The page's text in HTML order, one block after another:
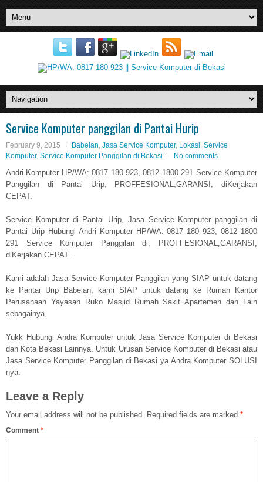
Service Komputer panggilan di Pantai Hurip
February 9, 2015 Babelan, Jasa Service Komputer, Lokasi, Service
Komputer, Service Komputer Panggilan di Bekasi No comments
Andri Komputer HP/WA: 0817 180 923, 0812 1800 291 Service Komputer
Panggilan di Pantai Urip, PROFFESIONAL,GARANSI, diKerjakan
CEPAT.
Service Komputer di Pantai Urip, Jasa Service Komputer panggilan di
Pantai Urip Hubungi Andri Komputer HP/WA: 0817 180 923, 0812 1800
291 Service Komputer Panggilan di, PROFFESIONAL,GARANSI,
diKerjakan CEPAT..
Kami adalah Jasa Service Komputer Panggilan yang SIAP untuk datang
ke Pantai Urip Babelan, kami SIAP untuk datang ke Rumah Kantor
Perusahaan Yayasan Ruko Masjid Rumah Sakit Apartemen dan Lain
sebagainya,
Yukk Hubungi Andra Komputer untuk Jasa Service Komputer di Bekasi
dan Kota Bekasi Lainnya. Untuk Urusan Service Komputer di Bekasi atau
Jasa Service Komputer Panggilan di Bekasi ya Andra Komputer SOLUSI
nya.
Leave a Reply
Your email address will not be published. Required fields are marked *
Comment *